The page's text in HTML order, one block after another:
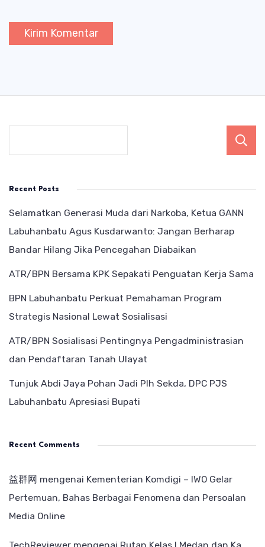
Recent Posts
Selamatkan Generasi Muda dari Narkoba, Ketua GANN
Labuhanbatu Agus Kusdarwanto: Jangan Berharap
Bandar Hilang Jika Pencegahan Diabaikan
ATR/BPN Bersama KPK Sepakati Penguatan Kerja Sama
BPN Labuhanbatu Perkuat Pemahaman Program
Strategis Nasional Lewat Sosialisasi
ATR/BPN Sosialisasi Pentingnya Pengadministrasian
dan Pendaftaran Tanah Ulayat
Tunjuk Abdi Jaya Pohan Jadi Plh Sekda, DPC PJS
Labuhanbatu Apresiasi Bupati
Recent Comments
益群网 mengenai Kementerian Komdigi – IWO Gelar
Pertemuan, Bahas Berbagai Fenomena dan Persoalan
Media Online